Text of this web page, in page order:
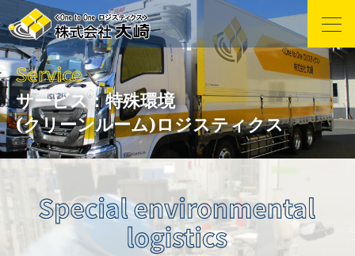
サービス：特殊環境
(クリーンルーム)ロジスティクス